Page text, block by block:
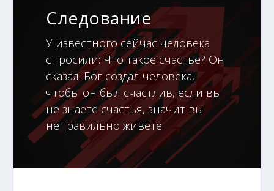
Следование
У известного сейчас человека
спросили: Что такое счастье? Он
сказал: Бог создал человека,
чтобы он был счастлив, если вы
не знаете счастья, значит вы
неправильно живете.